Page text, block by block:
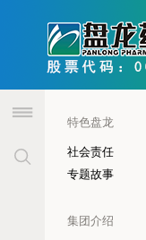
特色盘龙
社会责任
专题故事
集团介绍